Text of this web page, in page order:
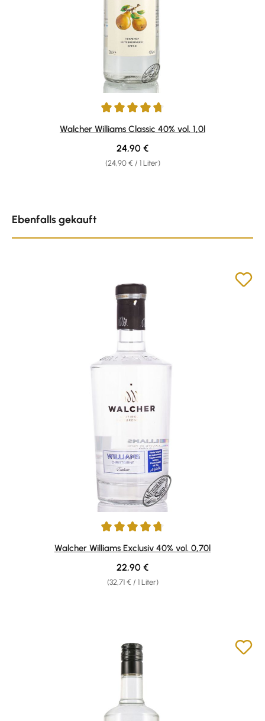
Durchschnittliche Bewertung von 4.82 von 5 Sternen
Walcher Williams Classic 40% vol. 1,0l
(24,90 € / 1 Liter)
Regulärer Preis:
24,90 €
Ebenfalls gekauft
Durchschnittliche Bewertung von 4.86 von 5 Sternen
Walcher Williams Exclusiv 40% vol. 0,70l
(32,71 € / 1 Liter)
Regulärer Preis:
22,90 €